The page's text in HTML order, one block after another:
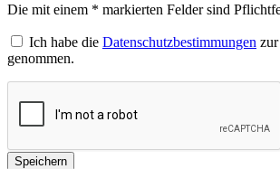
Die mit einem * markierten Felder sind
Ich habe die Datenschutzbestimmungen
genommen.
Speichern